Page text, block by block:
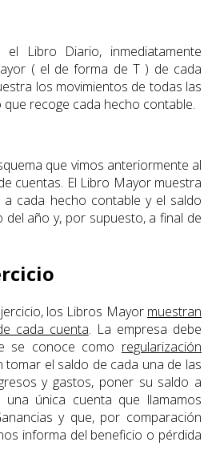
Libro Diario, inmediatamente
( el de forma de T ) de cada
los movimientos de todas las
recoge cada hecho contable.
que vimos anteriormente al
cuentas. El Libro Mayor muestra
a cada hecho contable y el saldo
año y, por supuesto, a final de
los Libros Mayor muestran
cada cuenta. La empresa debe
se conoce como regularización
tomar el saldo de cada una de las
y gastos, poner su saldo a
única cuenta que llamamos
y que, por comparación
informa del beneficio o pérdida